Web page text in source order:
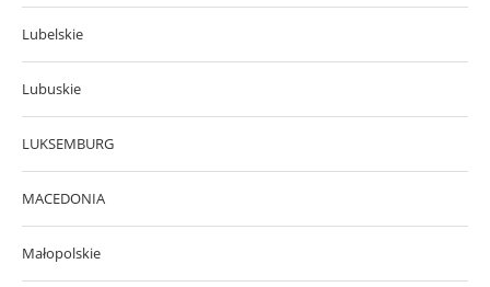
Lubelskie
Lubuskie
LUKSEMBURG
MACEDONIA
Małopolskie